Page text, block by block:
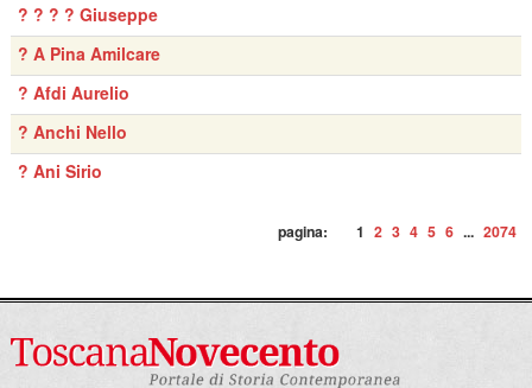
? ? ? ? Giuseppe
? A Pina Amilcare
? Afdi Aurelio
? Anchi Nello
? Ani Sirio
pagina: 1 2 3 4 5 6 ... 2074